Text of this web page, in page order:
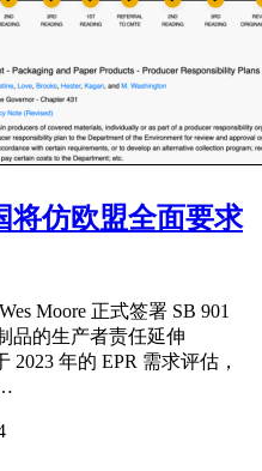
将仿欧盟全面要求
Moore 正式签署 SB 901
品的生产者责任延伸
2023 年的 EPR 需求评估，